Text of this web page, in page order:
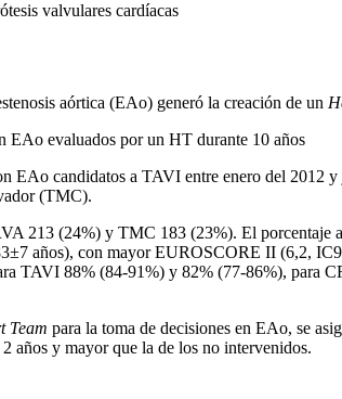
valvulares cardíacas
aórtica (EAo) generó la creación de un
EAo evaluados por un HT durante 10 años
EAo candidatos a TAVI entre enero del
(TMC).
213 (24%) y TMC 183 (23%). El
años), con mayor EUROSCORE II (6,2,
TAVI 88% (84-91%) y 82% (77-86%),
Team para la toma de decisiones en EAo, se
años y mayor que la de los no intervenidos.